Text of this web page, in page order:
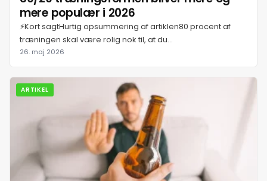
16. juli 2026
17. juli 2026
18. juli 2026
19. juli 2026
20. juli 2026
mere populær i 2026
⚡Kort sagtHurtig opsummering af artiklen80 procent af
træningen skal være rolig nok til, at du...
26. maj 2026
ARTIKEL